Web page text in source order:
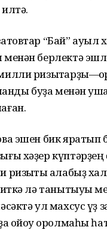
“Бай” ауыл
менән берлектә
буҙа менән
эшен бик яратып
хәҙер күптәрҙең
ҡалабыҙ
лә танытыуы
ул махсус үҙ
ҡойоу ҡоролмаһы